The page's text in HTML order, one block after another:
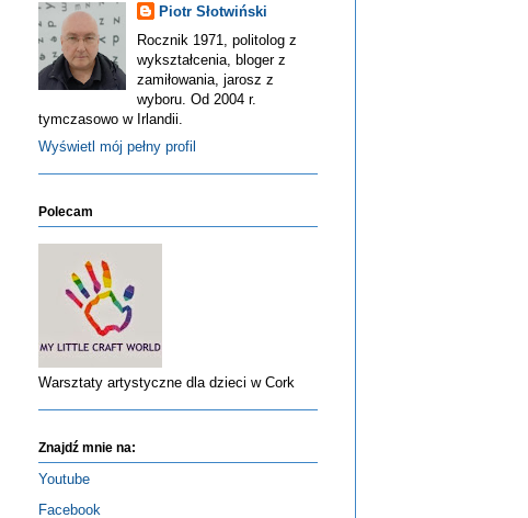
Piotr Słotwiński
Rocznik 1971, politolog z
wykształcenia, bloger z
zamiłowania, jarosz z
wyboru. Od 2004 r.
tymczasowo w Irlandii.
Wyświetl mój pełny profil
Polecam
Warsztaty artystyczne dla dzieci w Cork
Znajdź mnie na:
Youtube
Facebook